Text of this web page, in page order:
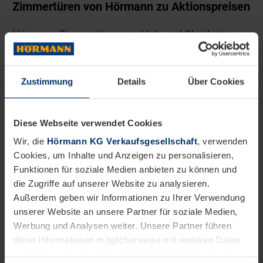
Zustimmung Details Über Cookies
Diese Webseite verwendet Cookies
Wir, die Hörmann KG Verkaufsgesellschaft, verwenden
Cookies, um Inhalte und Anzeigen zu personalisieren,
Funktionen für soziale Medien anbieten zu können und
die Zugriffe auf unserer Website zu analysieren.
Außerdem geben wir Informationen zu Ihrer Verwendung
unserer Website an unsere Partner für soziale Medien,
Werbung und Analysen weiter. Unsere Partner führen
diese Informationen möglicherweise mit weiteren Daten
Zimmertüren von Hörmann zu Aktionspreisen
Hörmann Zimmertüren aus Holz und Glas bieten
eine große Designvielfalt für jeden Einrichtungsstil
und eine hohe Produktqualität. Zudem sind alle
Wählen Sie mit unserenoptionalen Zusatzpaketen
einenWunsch-Türdrückerganz nach Ihrem
Geschmack. Entscheiden Sie sich fürrund oder
eckig
Edelstahl oder unsere moderne black.edition
mit Drückern inTiefschwarz matt. Besonders
elegant und komfortabel sind auch unsere